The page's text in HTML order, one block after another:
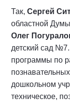
Так, Сергей
областной
Олег
детский сад
программы по
дошкольном
техническое,